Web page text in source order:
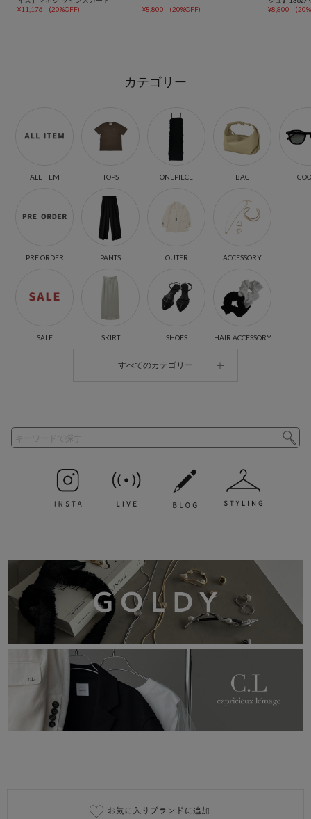
¥11,176
(20%OFF) ¥8,800 (20%OFF)
デニム
¥8,800
カテゴリー
ALL ITEM
PRE ORDER
SALE
TOPS
PANTS
SKIRT
ONEPIECE
OUTER
SHOES
BAG
ACCESSORY
HAIR ACCESSORY
すべてのカテゴリー